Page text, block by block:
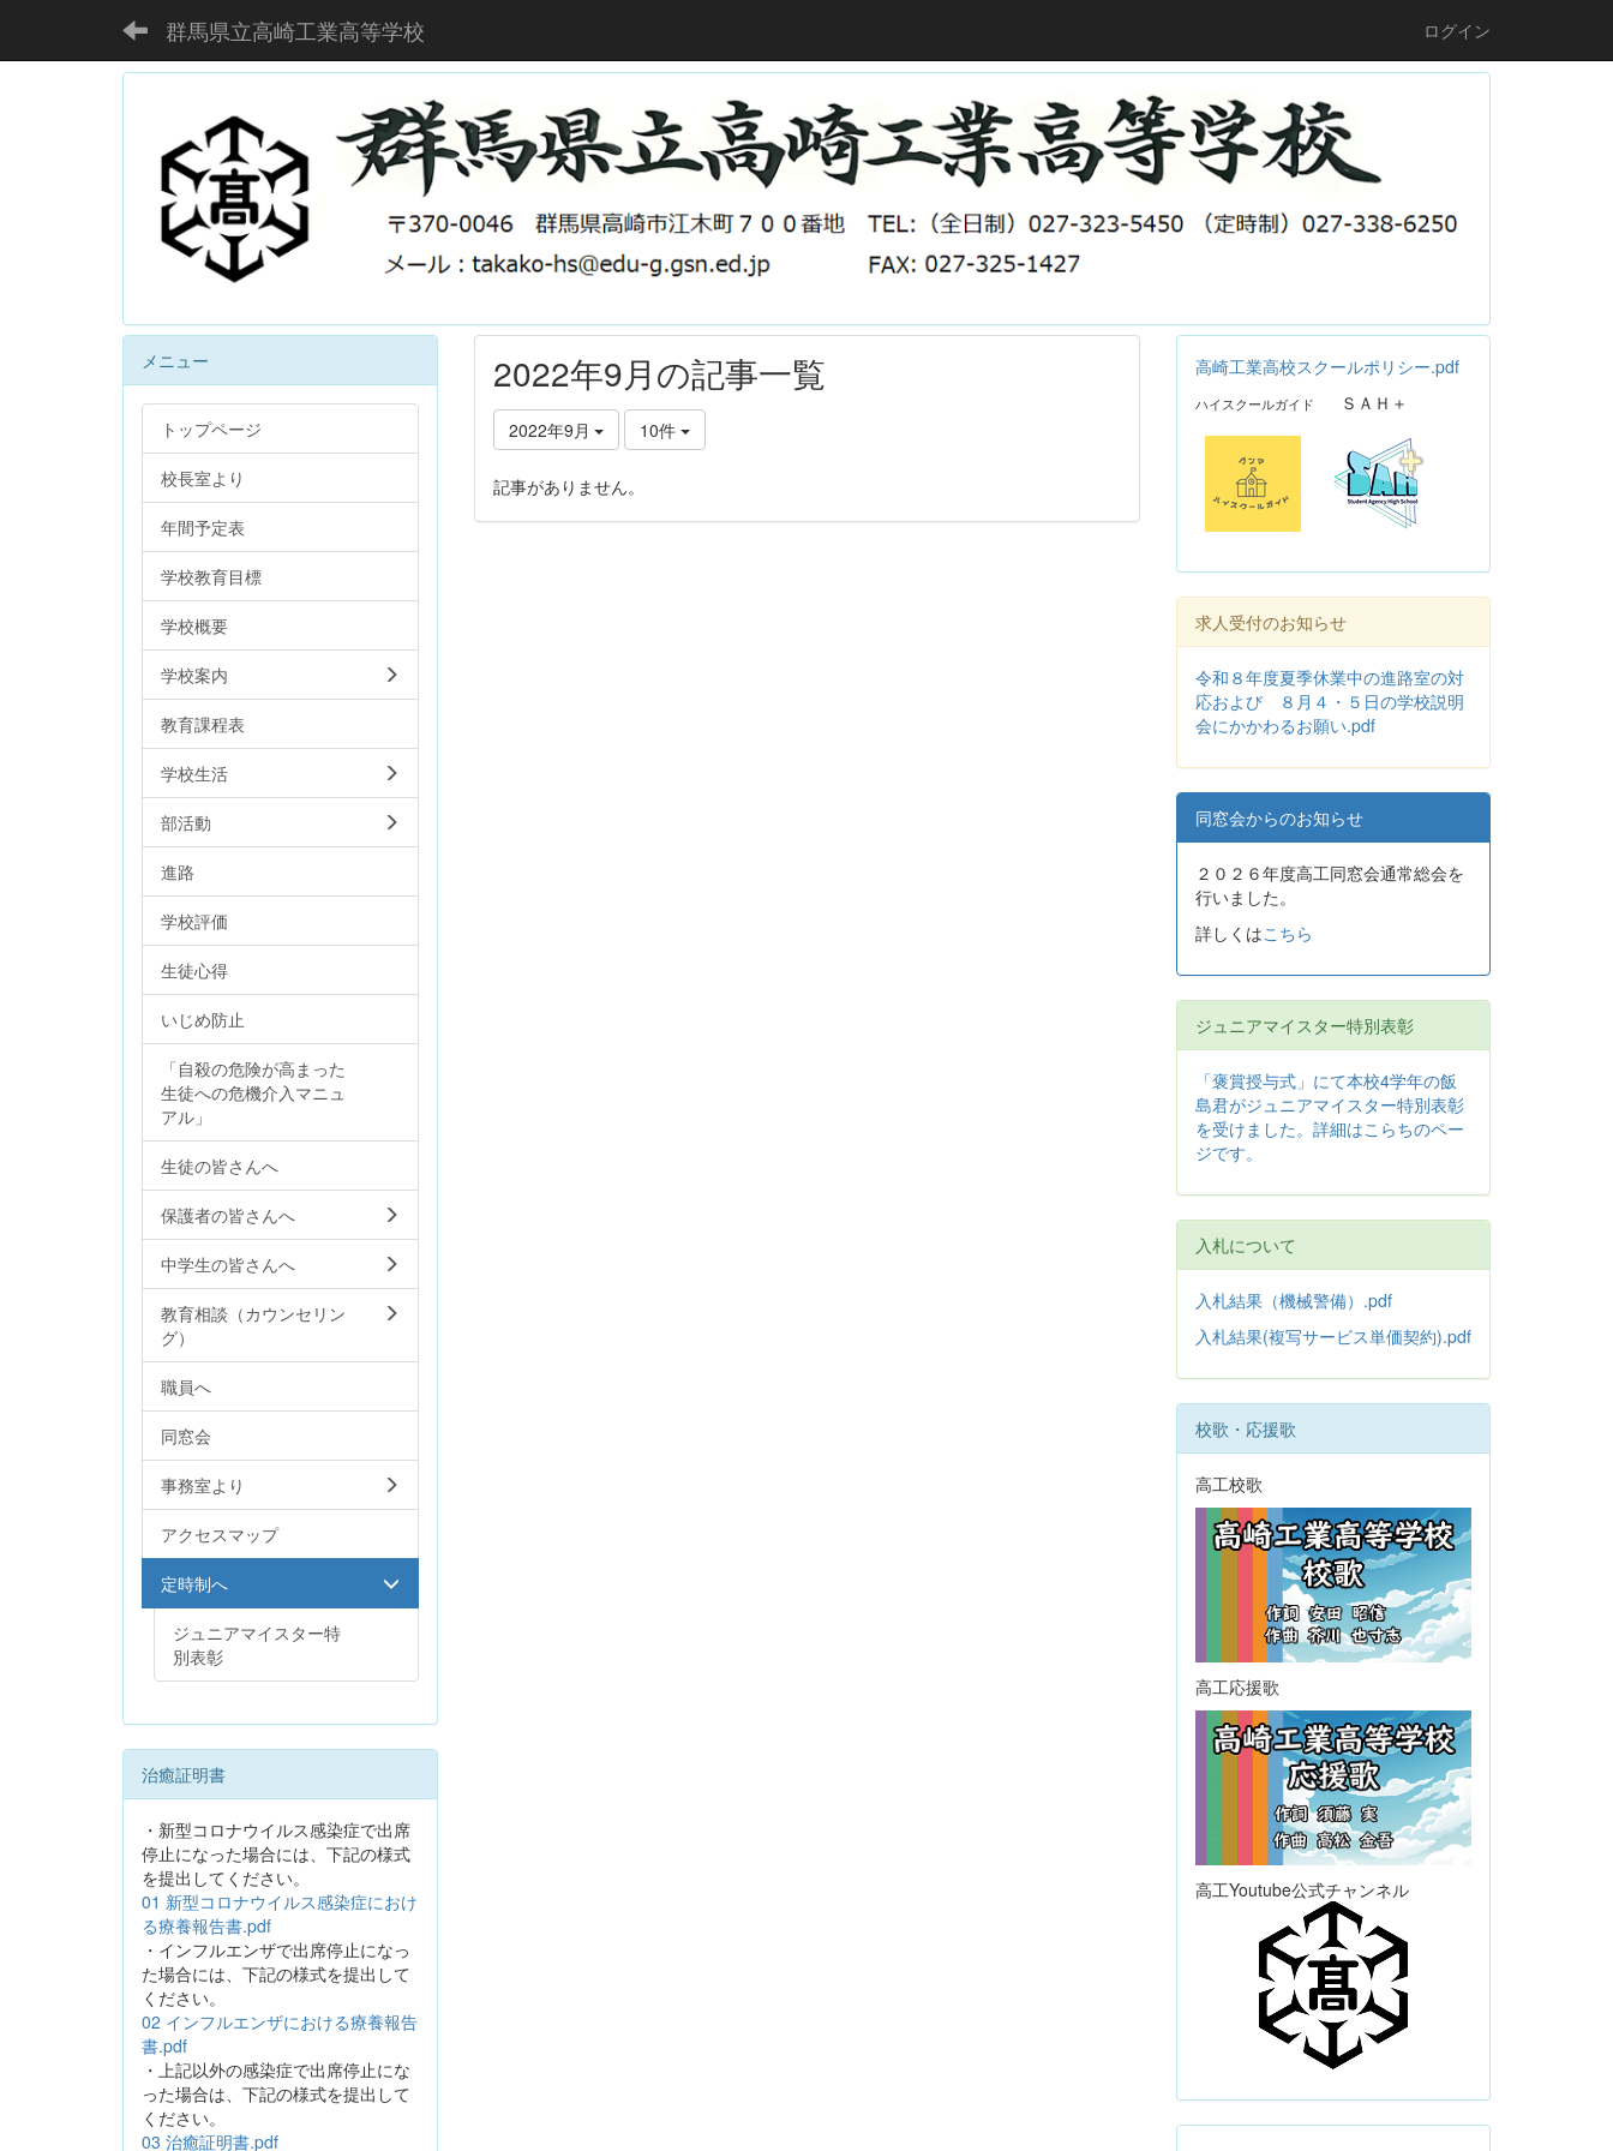
群馬県立高崎工業高等学校 ログイン
2022年9月の記事一覧
2022年9月 10件
記事がありません。
メニュー
トップページ
校長室より
年間予定表
学校教育目標
学校概要
学校案内
教育課程表
学校生活
部活動
進路
学校評価
生徒心得
いじめ防止
「自殺の危険が高まった
生徒への危機介入マニュ
アル」
生徒の皆さんへ
保護者の皆さんへ
中学生の皆さんへ
教育相談（カウンセリン
グ）
職員へ
同窓会
事務室より
アクセスマップ
定時制へ
ジュニアマイスター特
別表彰
治癒証明書
・新型コロナウイルス感染症で出席
停止になった場合には、下記の様式
を提出してください。
01 新型コロナウイルス感染症におけ
る療養報告書.pdf
・インフルエンザで出席停止になっ
た場合には、下記の様式を提出して
ください。
02 インフルエンザにおける療養報告
書.pdf
・上記以外の感染症で出席停止にな
った場合は、下記の様式を提出して
ください。
03 治癒証明書.pdf
高崎工業高校スクールポリシー.pdf
ハイスクールガイド ＳＡＨ＋
求人受付のお知らせ
令和８年度夏季休業中の進路室の対
応および ８月４・５日の学校説明
会にかかわるお願い.pdf
同窓会からのお知らせ
２０２６年度高工同窓会通常総会を
行いました。
詳しくはこちら
ジュニアマイスター特別表彰
「褒賞授与式」にて本校4学年の飯
島君がジュニアマイスター特別表彰
を受けました。詳細はこらちのペー
ジです。
入札について
入札結果（機械警備）.pdf
入札結果(複写サービス単価契約).pdf
校歌・応援歌
高工校歌
高工応援歌
高工Youtube公式チャンネル